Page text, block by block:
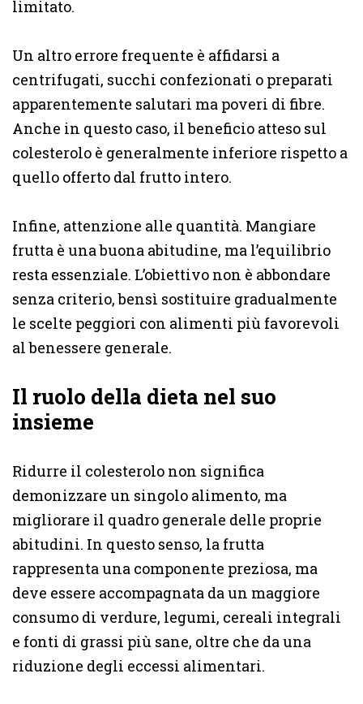
limitato.
Un altro errore frequente è affidarsi a
centrifugati, succhi confezionati o preparati
apparentemente salutari ma poveri di fibre.
Anche in questo caso, il beneficio atteso sul
colesterolo è generalmente inferiore rispetto a
quello offerto dal frutto intero.
Infine, attenzione alle quantità. Mangiare
frutta è una buona abitudine, ma l’equilibrio
resta essenziale. L’obiettivo non è abbondare
senza criterio, bensì sostituire gradualmente
le scelte peggiori con alimenti più favorevoli
al benessere generale.
Il ruolo della dieta nel suo
insieme
Ridurre il colesterolo non significa
demonizzare un singolo alimento, ma
migliorare il quadro generale delle proprie
abitudini. In questo senso, la frutta
rappresenta una componente preziosa, ma
deve essere accompagnata da un maggiore
consumo di verdure, legumi, cereali integrali
e fonti di grassi più sane, oltre che da una
riduzione degli eccessi alimentari.